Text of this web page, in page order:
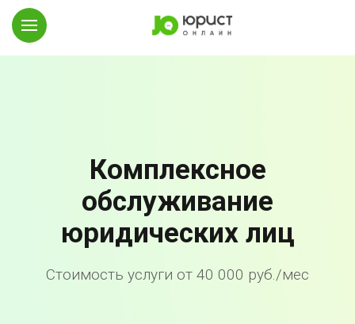
Комплексное
обслуживание
юридических лиц
Стоимость услуги от 40 000 руб./мес